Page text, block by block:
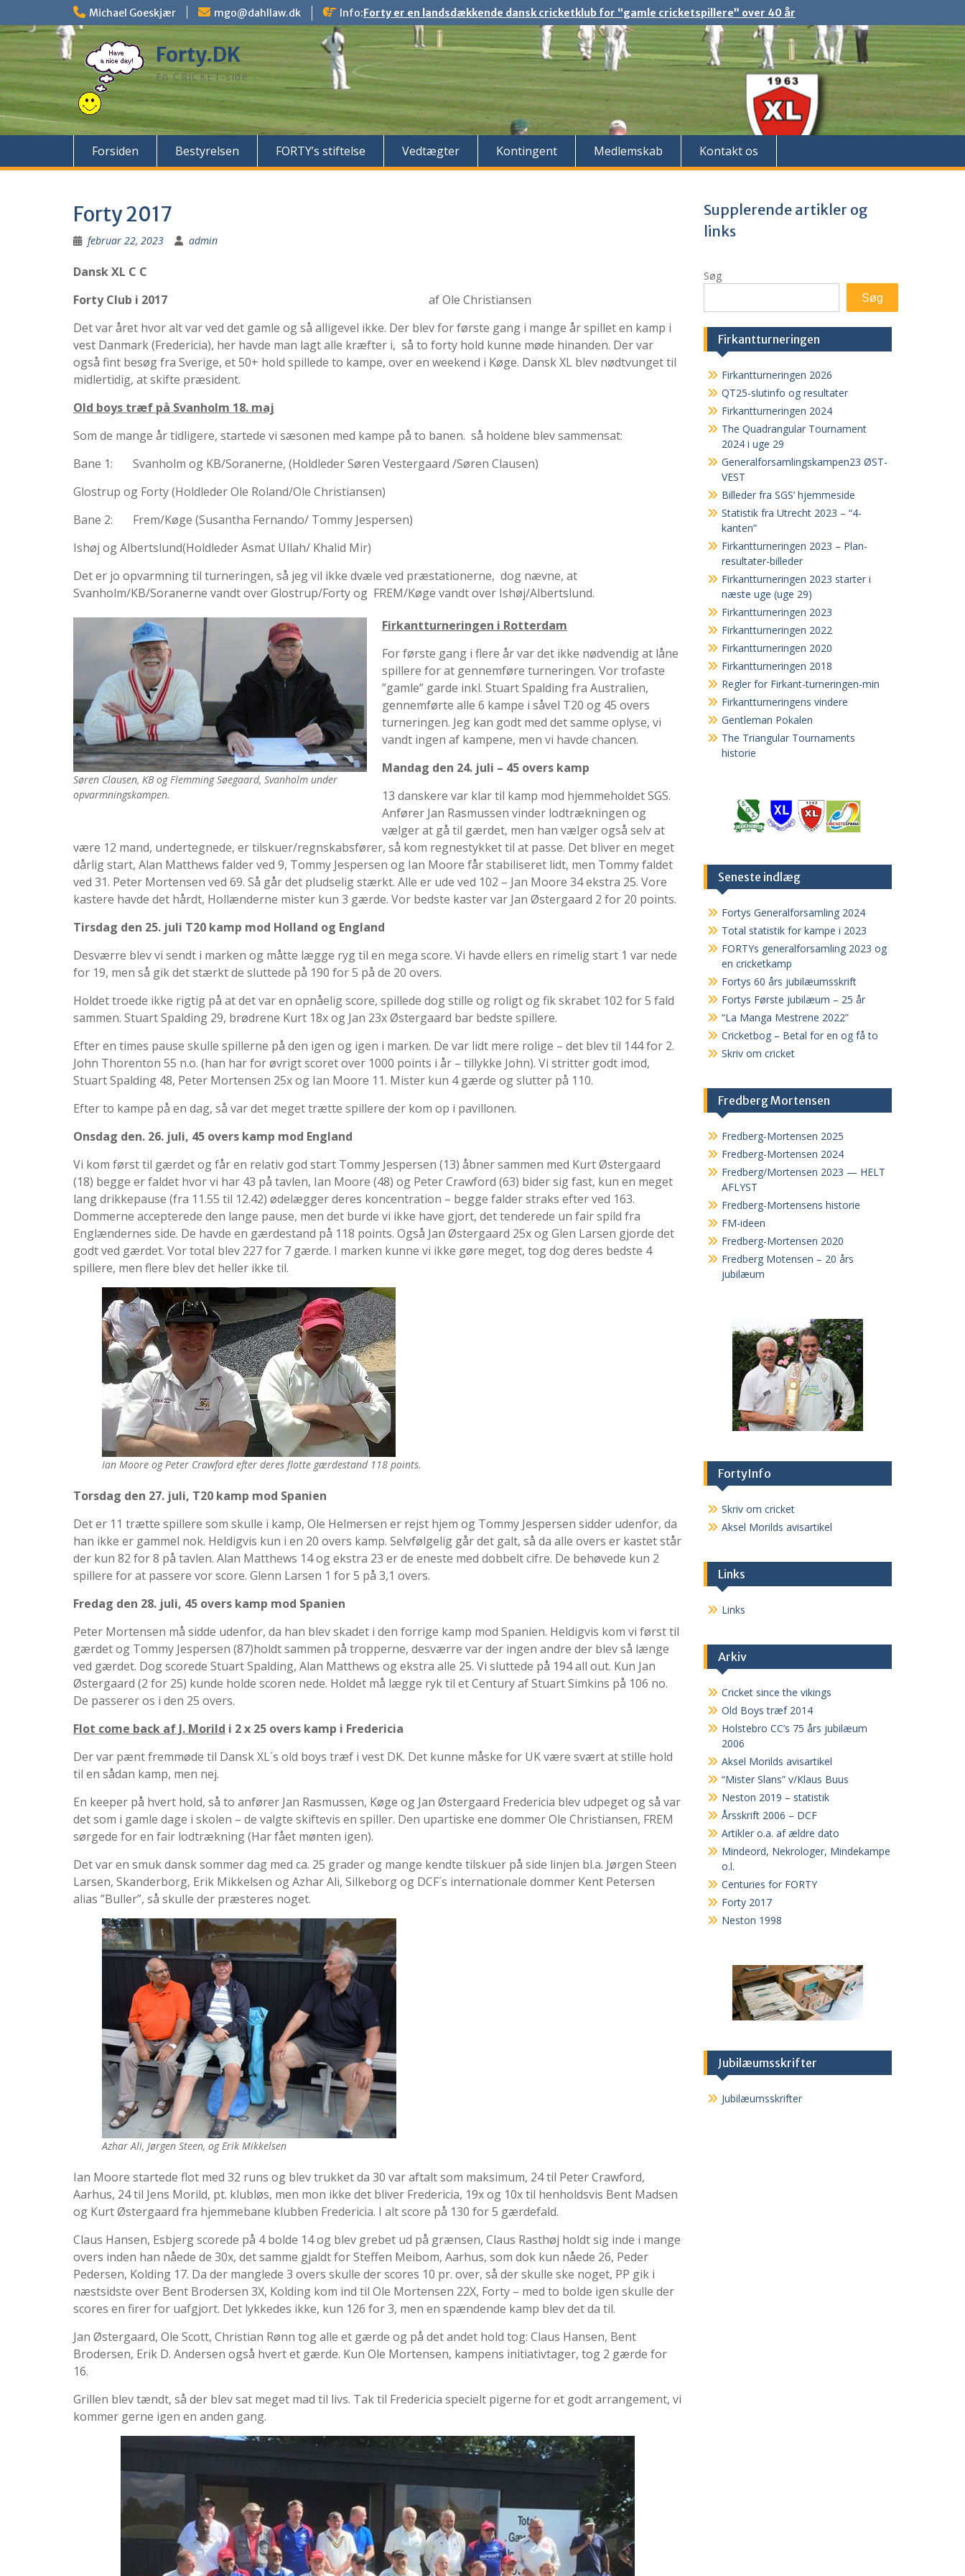
to
content
Michael Goeskjær mgo@dahllaw.dk Info:Forty er en landsdækkende dansk cricketklub for “gamle cricketspillere” over 40 år
Forty.DK
En CRICKET-side
Forsiden Bestyrelsen FORTY’s stiftelse Vedtægter Kontingent Medlemskab Kontakt os
Forty 2017
februar 22, 2023 admin
Dansk XL C C
Forty Club i 2017 af Ole Christiansen
Det var året hvor alt var ved det gamle og så alligevel ikke. Der blev for første gang i mange år spillet en kamp i
vest Danmark (Fredericia), her havde man lagt alle kræfter i, så to forty hold kunne møde hinanden. Der var
også fint besøg fra Sverige, et 50+ hold spillede to kampe, over en weekend i Køge. Dansk XL blev nødtvunget til
midlertidig, at skifte præsident.
Old boys træf på Svanholm 18. maj
Som de mange år tidligere, startede vi sæsonen med kampe på to banen. så holdene blev sammensat:
Bane 1: Svanholm og KB/Soranerne, (Holdleder Søren Vestergaard /Søren Clausen)
Glostrup og Forty (Holdleder Ole Roland/Ole Christiansen)
Bane 2: Frem/Køge (Susantha Fernando/ Tommy Jespersen)
Ishøj og Albertslund(Holdleder Asmat Ullah/ Khalid Mir)
Det er jo opvarmning til turneringen, så jeg vil ikke dvæle ved præstationerne, dog nævne, at
Svanholm/KB/Soranerne vandt over Glostrup/Forty og FREM/Køge vandt over Ishøj/Albertslund.
Søren Clausen, KB og Flemming Søegaard, Svanholm under
opvarmningskampen.
Firkantturneringen i Rotterdam
For første gang i flere år var det ikke nødvendig at låne
spillere for at gennemføre turneringen. Vor trofaste
”gamle” garde inkl. Stuart Spalding fra Australien,
gennemførte alle 6 kampe i såvel T20 og 45 overs
turneringen. Jeg kan godt med det samme oplyse, vi
vandt ingen af kampene, men vi havde chancen.
Mandag den 24. juli – 45 overs kamp
13 danskere var klar til kamp mod hjemmeholdet SGS.
Anfører Jan Rasmussen vinder lodtrækningen og
vælger at gå til gærdet, men han vælger også selv at
være 12 mand, undertegnede, er tilskuer/regnskabsfører, så kom regnestykket til at passe. Det bliver en meget
dårlig start, Alan Matthews falder ved 9, Tommy Jespersen og Ian Moore får stabiliseret lidt, men Tommy faldet
ved 31. Peter Mortensen ved 69. Så går det pludselig stærkt. Alle er ude ved 102 – Jan Moore 34 ekstra 25. Vore
kastere havde det hårdt, Hollænderne mister kun 3 gærde. Vor bedste kaster var Jan Østergaard 2 for 20 points.
Tirsdag den 25. juli T20 kamp mod Holland og England
Desværre blev vi sendt i marken og måtte lægge ryg til en mega score. Vi havde ellers en rimelig start 1 var nede
for 19, men så gik det stærkt de sluttede på 190 for 5 på de 20 overs.
Holdet troede ikke rigtig på at det var en opnåelig score, spillede dog stille og roligt og fik skrabet 102 for 5 fald
sammen. Stuart Spalding 29, brødrene Kurt 18x og Jan 23x Østergaard bar bedste spillere.
Efter en times pause skulle spillerne på den igen og igen i marken. De var lidt mere rolige – det blev til 144 for 2.
John Thorenton 55 n.o. (han har for øvrigt scoret over 1000 points i år – tillykke John). Vi stritter godt imod,
Stuart Spalding 48, Peter Mortensen 25x og Ian Moore 11. Mister kun 4 gærde og slutter på 110.
Efter to kampe på en dag, så var det meget trætte spillere der kom op i pavillonen.
Onsdag den. 26. juli, 45 overs kamp mod England
Vi kom først til gærdet og får en relativ god start Tommy Jespersen (13) åbner sammen med Kurt Østergaard
(18) begge er faldet hvor vi har 43 på tavlen, Ian Moore (48) og Peter Crawford (63) bider sig fast, kun en meget
lang drikkepause (fra 11.55 til 12.42) ødelægger deres koncentration – begge falder straks efter ved 163.
Dommerne accepterede den lange pause, men det burde vi ikke have gjort, det tenderede un fair spild fra
Englændernes side. De havde en gærdestand på 118 points. Også Jan Østergaard 25x og Glen Larsen gjorde det
godt ved gærdet. Vor total blev 227 for 7 gærde. I marken kunne vi ikke gøre meget, tog dog deres bedste 4
spillere, men flere blev det heller ikke til.
Ian Moore og Peter Crawford efter deres flotte gærdestand 118 points.
Torsdag den 27. juli, T20 kamp mod Spanien
Det er 11 trætte spillere som skulle i kamp, Ole Helmersen er rejst hjem og Tommy Jespersen sidder udenfor, da
han ikke er gammel nok. Heldigvis kun i en 20 overs kamp. Selvfølgelig går det galt, så da alle overs er kastet står
der kun 82 for 8 på tavlen. Alan Matthews 14 og ekstra 23 er de eneste med dobbelt cifre. De behøvede kun 2
spillere for at passere vor score. Glenn Larsen 1 for 5 på 3,1 overs.
Fredag den 28. juli, 45 overs kamp mod Spanien
Peter Mortensen må sidde udenfor, da han blev skadet i den forrige kamp mod Spanien. Heldigvis kom vi først til
gærdet og Tommy Jespersen (87)holdt sammen på tropperne, desværre var der ingen andre der blev så længe
ved gærdet. Dog scorede Stuart Spalding, Alan Matthews og ekstra alle 25. Vi sluttede på 194 all out. Kun Jan
Østergaard (2 for 25) kunde holde scoren nede. Holdet må lægge ryk til et Century af Stuart Simkins på 106 no.
De passerer os i den 25 overs.
Flot come back af J. Morild i 2 x 25 overs kamp i Fredericia
Der var pænt fremmøde til Dansk XL´s old boys træf i vest DK. Det kunne måske for UK være svært at stille hold
til en sådan kamp, men nej.
En keeper på hvert hold, så to anfører Jan Rasmussen, Køge og Jan Østergaard Fredericia blev udpeget og så var
det som i gamle dage i skolen – de valgte skiftevis en spiller. Den upartiske ene dommer Ole Christiansen, FREM
sørgede for en fair lodtrækning (Har fået mønten igen).
Det var en smuk dansk sommer dag med ca. 25 grader og mange kendte tilskuer på side linjen bl.a. Jørgen Steen
Larsen, Skanderborg, Erik Mikkelsen og Azhar Ali, Silkeborg og DCF´s internationale dommer Kent Petersen
alias ”Buller”, så skulle der præsteres noget.
Azhar Ali, Jørgen Steen, og Erik Mikkelsen
Ian Moore startede flot med 32 runs og blev trukket da 30 var aftalt som maksimum, 24 til Peter Crawford,
Aarhus, 24 til Jens Morild, pt. klubløs, men mon ikke det bliver Fredericia, 19x og 10x til henholdsvis Bent Madsen
og Kurt Østergaard fra hjemmebane klubben Fredericia. I alt score på 130 for 5 gærdefald.
Claus Hansen, Esbjerg scorede på 4 bolde 14 og blev grebet ud på grænsen, Claus Rasthøj holdt sig inde i mange
overs inden han nåede de 30x, det samme gjaldt for Steffen Meibom, Aarhus, som dok kun nåede 26, Peder
Pedersen, Kolding 17. Da der manglede 3 overs skulle der scores 10 pr. over, så der skulle ske noget, PP gik i
næstsidste over Bent Brodersen 3X, Kolding kom ind til Ole Mortensen 22X, Forty – med to bolde igen skulle der
scores en firer for uafgjort. Det lykkedes ikke, kun 126 for 3, men en spændende kamp blev det da til.
Jan Østergaard, Ole Scott, Christian Rønn tog alle et gærde og på det andet hold tog: Claus Hansen, Bent
Brodersen, Erik D. Andersen også hvert et gærde. Kun Ole Mortensen, kampens initiativtager, tog 2 gærde for
16.
Grillen blev tændt, så der blev sat meget mad til livs. Tak til Fredericia specielt pigerne for et godt arrangement, vi
kommer gerne igen en anden gang.
Supplerende artikler og
links
Søg
Søg
Firkantturneringen
Firkantturneringen 2026
QT25-slutinfo og resultater
Firkantturneringen 2024
The Quadrangular Tournament
2024 i uge 29
Generalforsamlingskampen23 ØST-
VEST
Billeder fra SGS’ hjemmeside
Statistik fra Utrecht 2023 – “4-
kanten”
Firkantturneringen 2023 – Plan-
resultater-billeder
Firkantturneringen 2023 starter i
næste uge (uge 29)
Firkantturneringen 2023
Firkantturneringen 2022
Firkantturneringen 2020
Firkantturneringen 2018
Regler for Firkant-turneringen-min
Firkantturneringens vindere
Gentleman Pokalen
The Triangular Tournaments
historie
Seneste indlæg
Fortys Generalforsamling 2024
Total statistik for kampe i 2023
FORTYs generalforsamling 2023 og
en cricketkamp
Fortys 60 års jubilæumsskrift
Fortys Første jubilæum – 25 år
“La Manga Mestrene 2022”
Cricketbog – Betal for en og få to
Skriv om cricket
Fredberg Mortensen
Fredberg-Mortensen 2025
Fredberg-Mortensen 2024
Fredberg/Mortensen 2023 — HELT
AFLYST
Fredberg-Mortensens historie
FM-ideen
Fredberg-Mortensen 2020
Fredberg Motensen – 20 års
jubilæum
FortyInfo
Skriv om cricket
Aksel Morilds avisartikel
Links
Links
Arkiv
Cricket since the vikings
Old Boys træf 2014
Holstebro CC’s 75 års jubilæum
2006
Aksel Morilds avisartikel
“Mister Slans” v/Klaus Buus
Neston 2019 – statistik
Årsskrift 2006 – DCF
Artikler o.a. af ældre dato
Mindeord, Nekrologer, Mindekampe
o.l.
Centuries for FORTY
Forty 2017
Neston 1998
Jubilæumsskrifter
Jubilæumsskrifter